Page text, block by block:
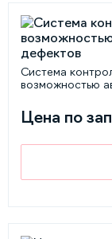
Cистема
возможностью
Цена по